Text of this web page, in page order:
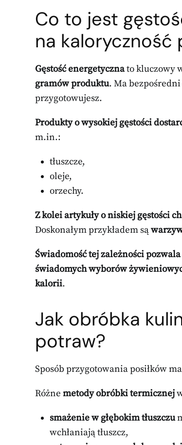
Co to jest
na kaloryczność
Gęstość energetycznato kluczowy
gramów produktu. Ma bezpośredni
przygotowujesz.
Produkty o wysokiej gęstości
m.in.:
tłuszcze,
oleje,
orzechy.
Z kolei artykuły o niskiej gęstości
Doskonałym przykładem są
Świadomość tej zależności
świadomych wyborów
kalorii.
Jak obróbka
potraw?
Sposób przygotowania posiłków
Różne metody obróbki termicznej
smażenie w głębokim tłuszczu
wchłaniają tłuszcz,